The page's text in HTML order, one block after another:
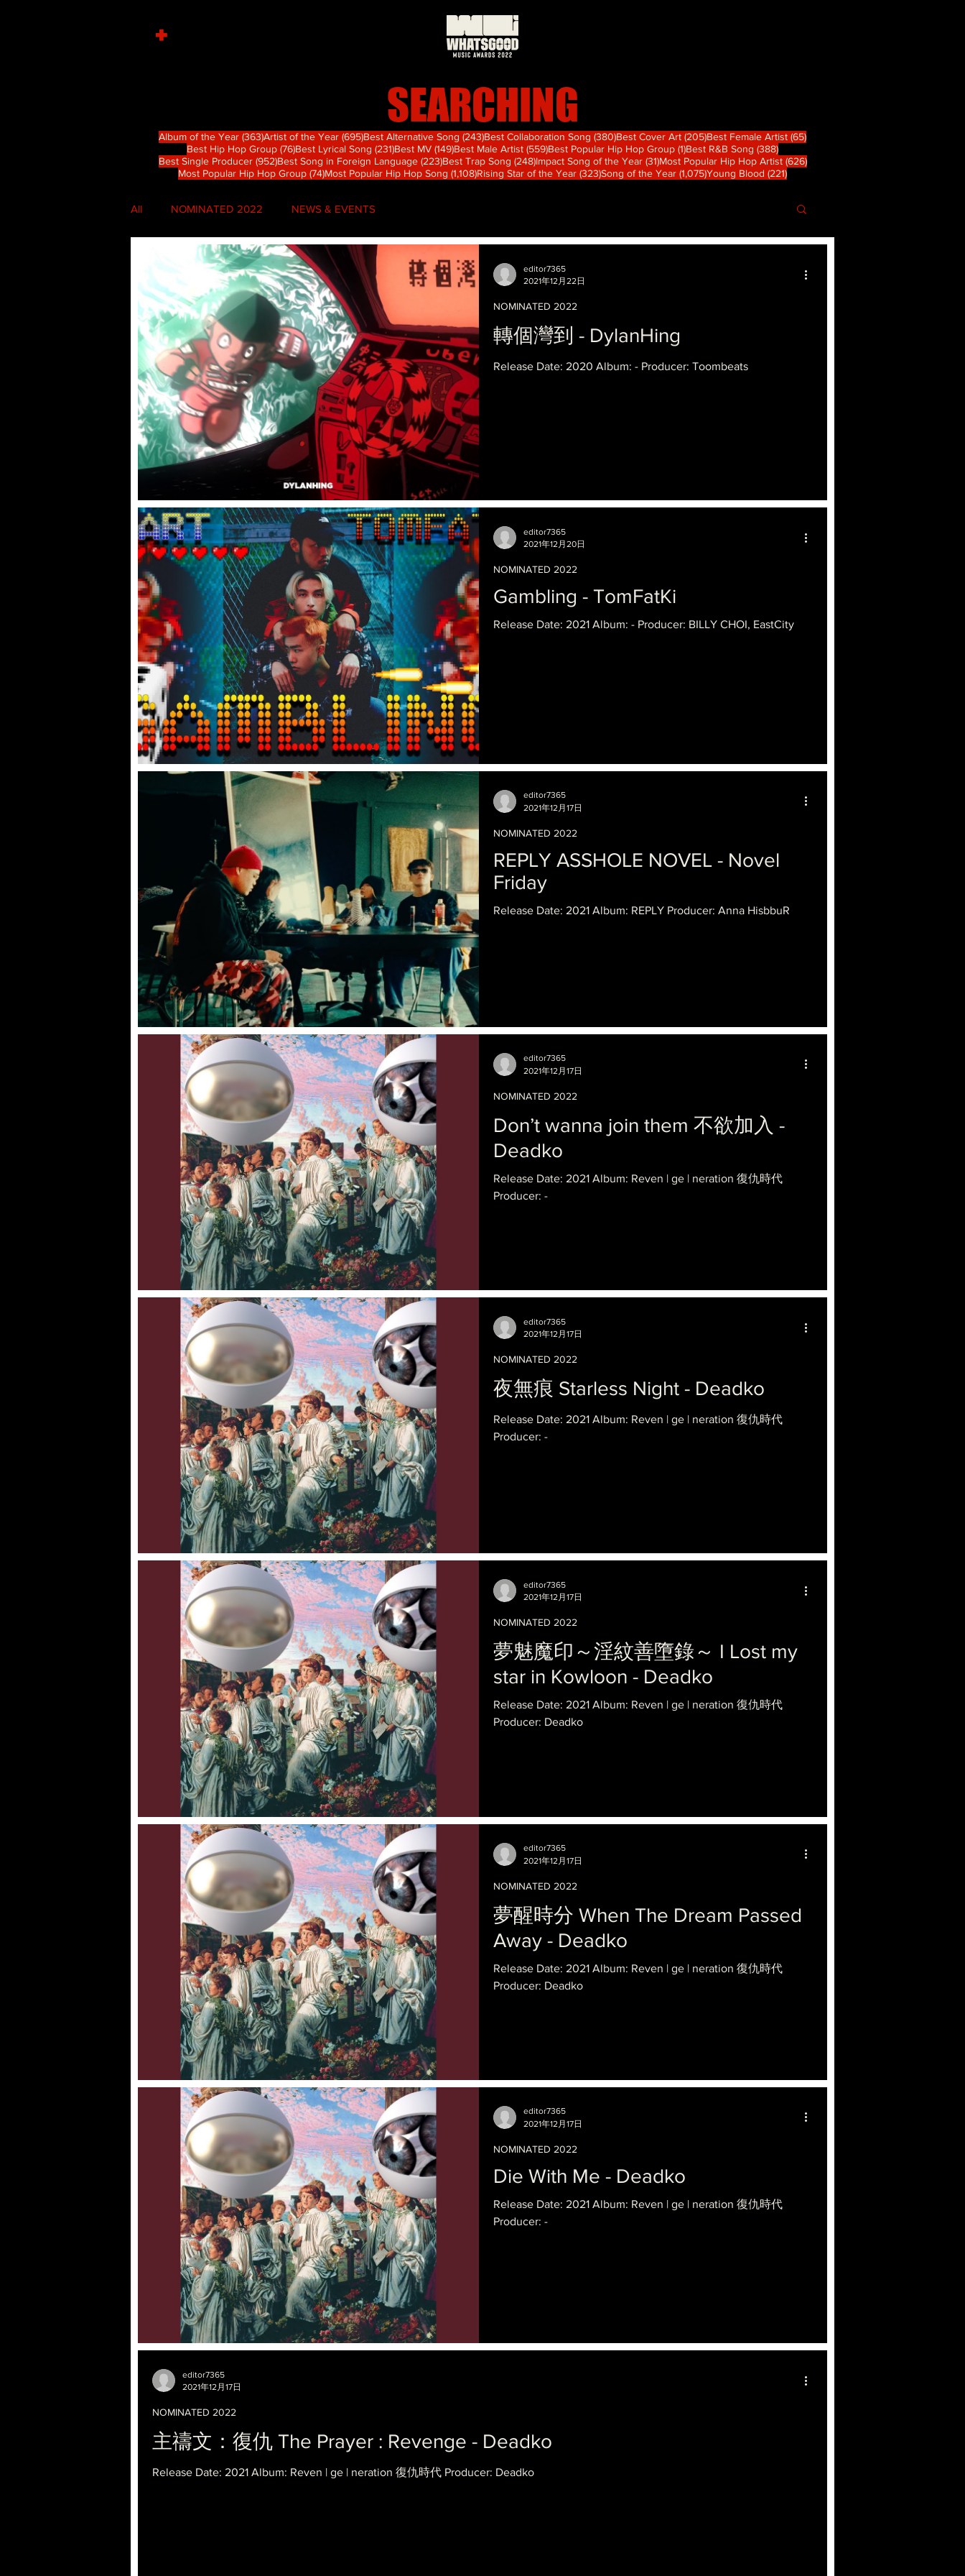
+
SEARCHING
Album of the Year (363)363 篇文章
Artist of the Year (695)695 篇文章
Best Alternative Song (243)243 篇文章
Best Collaboration Song (380)380 篇文章
Best Cover Art (205)205 篇文章
Best Female Artist (65)65 篇文章
Best Hip Hop Group (76)76 篇文章
Best Lyrical Song (231)231 篇文章
Best MV (149)149 篇文章
Best Male Artist (559)559 篇文章
Best Popular Hip Hop Group (1)1 篇文章
Best R&B Song (388)388 篇文章
Best Single Producer (952)952 篇文章
Best Song in Foreign Language (223)223 篇文章
Best Trap Song (248)248 篇文章
Impact Song of the Year (31)31 篇文章
Most Popular Hip Hop Artist (626)626 篇文章
Most Popular Hip Hop Group (74)74 篇文章
Most Popular Hip Hop Song (1,108)1,108 篇文章
Rising Star of the Year (323)323 篇文章
Song of the Year (1,075)1,075 篇文章
Young Blood (221)221 篇文章
All NOMINATED 2022 NEWS & EVENTS
轉個灣到 - DylanHing
Release Date: 2020 Album: - Producer: Toombeats
NOMINATED 2022
editor7365
2021年12月22日
Gambling - TomFatKi
Release Date: 2021 Album: - Producer: BILLY CHOI, EastCity
NOMINATED 2022
editor7365
2021年12月20日
REPLY ASSHOLE NOVEL - Novel
Friday
Release Date: 2021 Album: REPLY Producer: Anna HisbbuR
NOMINATED 2022
editor7365
2021年12月17日
Don’t wanna join them 不欲加入 -
Deadko
Release Date: 2021 Album: Reven | ge | neration 復仇時代
Producer: -
NOMINATED 2022
editor7365
2021年12月17日
夜無痕 Starless Night - Deadko
Release Date: 2021 Album: Reven | ge | neration 復仇時代
Producer: -
NOMINATED 2022
editor7365
2021年12月17日
夢魅魔印～淫紋善墮錄～ I Lost my
star in Kowloon - Deadko
Release Date: 2021 Album: Reven | ge | neration 復仇時代
Producer: Deadko
NOMINATED 2022
editor7365
2021年12月17日
夢醒時分 When The Dream Passed
Away - Deadko
Release Date: 2021 Album: Reven | ge | neration 復仇時代
Producer: Deadko
NOMINATED 2022
editor7365
2021年12月17日
Die With Me - Deadko
Release Date: 2021 Album: Reven | ge | neration 復仇時代
Producer: -
NOMINATED 2022
editor7365
2021年12月17日
主禱文：復仇 The Prayer : Revenge - Deadko
Release Date: 2021 Album: Reven | ge | neration 復仇時代 Producer: Deadko
NOMINATED 2022
editor7365
2021年12月17日